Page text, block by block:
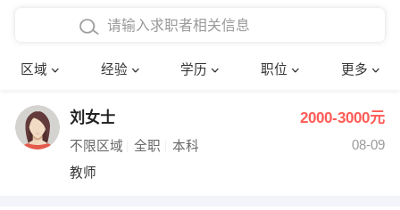
区域 经验 学历 职位 更多
在校学生工作经验
四年以上工作经验
五年以上工作经验
博士
文员 护士
财务会计
确定
刘女士 2000-3000元
不限区域 全职 本科
08-09
教师